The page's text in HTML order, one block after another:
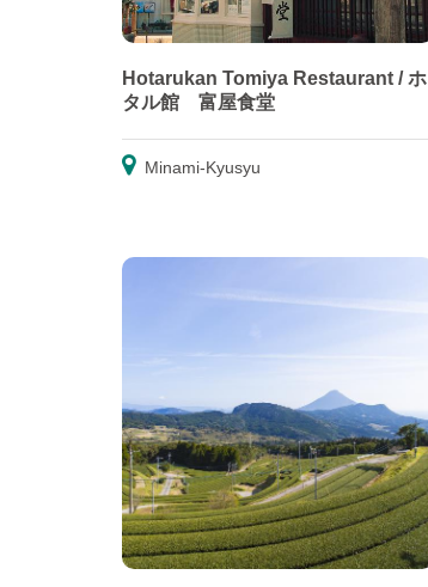
Hotarukan Tomiya Restaurant / ホ
タル館 富屋食堂
Minami-Kyusyu